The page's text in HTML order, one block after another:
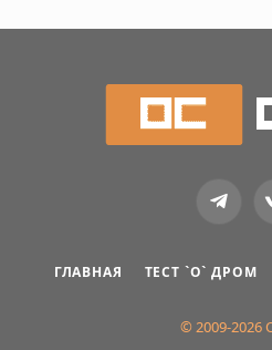
ГЛАВНАЯ ТЕСТ `О` ДРОМ
© 2009-2026